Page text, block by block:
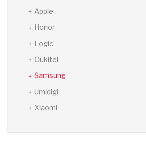
Apple
Honor
Logic
Oukitel
Samsung
Umidigi
Xiaomi